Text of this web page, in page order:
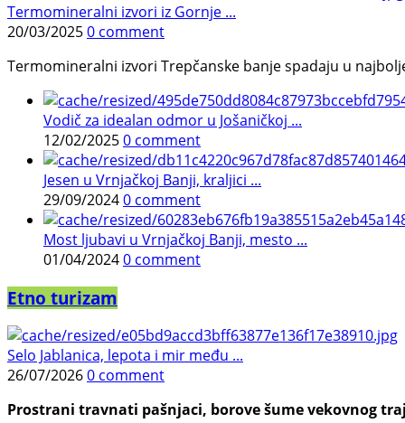
Termomineralni izvori iz Gornje ...
20/03/20250 comment
Termomineralni izvori Trepčanske banje spadaju u
Vodič za idealan odmor u Jošaničkoj ...
12/02/20250 comment
Jesen u Vrnjačkoj Banji, kraljici ...
29/09/20240 comment
Most ljubavi u Vrnjačkoj Banji, mesto ...
01/04/20240 comment
Etno turizam
Selo Jablanica, lepota i mir među ...
26/07/20260 comment
Prostrani travnati pašnjaci, borove šume vekovnog